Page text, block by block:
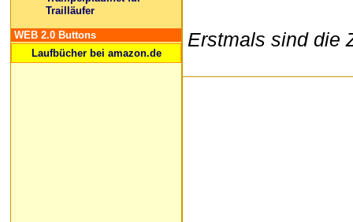
Trailläufer
WEB 2.0 Buttons
Laufbücher bei amazon.de
Erstmals sind die